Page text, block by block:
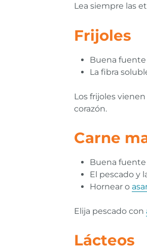
Lea siempre las
Frijoles
Buena fuente
La fibra
Los frijoles
corazón.
Carne
Buena
El pescado y
Hornear o
Elija pescado con
Lácteos